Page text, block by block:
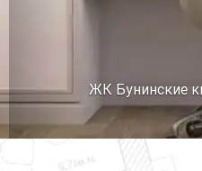
ЖК Бунинские